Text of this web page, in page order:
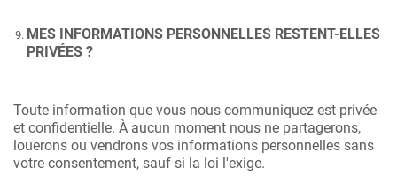
MES INFORMATIONS PERSONNELLES RESTENT-ELLES
PRIVÉES ?
Toute information que vous nous communiquez est privée
et confidentielle. À aucun moment nous ne partagerons,
louerons ou vendrons vos informations personnelles sans
votre consentement, sauf si la loi l'exige.